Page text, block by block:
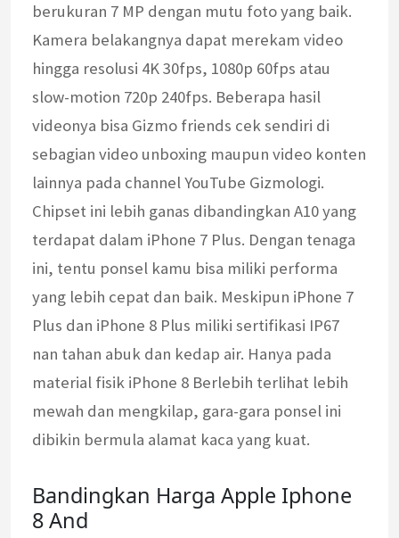
berukuran 7 MP dengan mutu foto yang baik.
Kamera belakangnya dapat merekam video
hingga resolusi 4K 30fps, 1080p 60fps atau
slow-motion 720p 240fps. Beberapa hasil
videonya bisa Gizmo friends cek sendiri di
sebagian video unboxing maupun video konten
lainnya pada channel YouTube Gizmologi.
Chipset ini lebih ganas dibandingkan A10 yang
terdapat dalam iPhone 7 Plus. Dengan tenaga
ini, tentu ponsel kamu bisa miliki performa
yang lebih cepat dan baik. Meskipun iPhone 7
Plus dan iPhone 8 Plus miliki sertifikasi IP67
nan tahan abuk dan kedap air. Hanya pada
material fisik iPhone 8 Berlebih terlihat lebih
mewah dan mengkilap, gara-gara ponsel ini
dibikin bermula alamat kaca yang kuat.
Bandingkan Harga Apple Iphone
8 And